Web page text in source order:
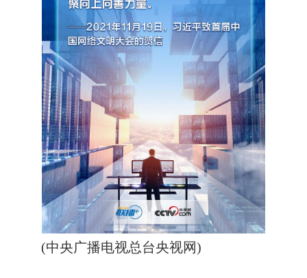
(中央广播电视总台央视网)